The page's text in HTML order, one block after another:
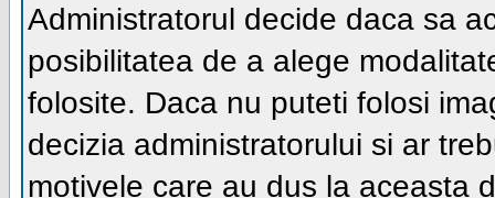
Administratorul decide daca sa
posibilitatea de a alege
folosite. Daca nu puteti folosi
decizia administratorului si ar
motivele care au dus la aceasta